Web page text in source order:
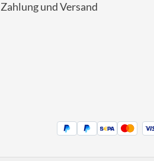
Zahlung und Versand